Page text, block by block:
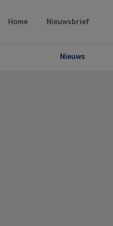
Home Nieuwsbrief
Nieuws